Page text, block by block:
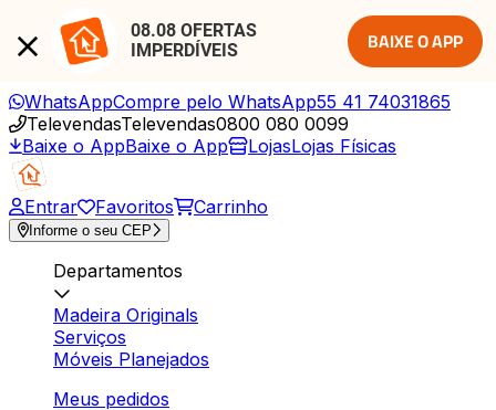
08.08 OFERTAS
IMPERDÍVEIS
BAIXE O APP
WhatsAppCompre pelo WhatsApp55 41 74031865
TelevendasTelevendas0800 080 0099
Baixe o AppBaixe o App LojasLojas Físicas
Entrar Favoritos Carrinho
Informe o seu CEP
Departamentos
Madeira Originals
Serviços
Móveis Planejados
Meus pedidos